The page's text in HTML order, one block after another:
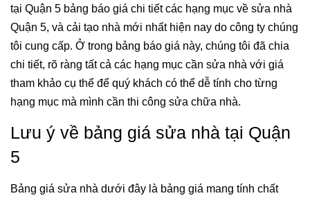
tại Quận 5 bảng báo giá chi tiết các hạng mục về sửa nhà
Quận 5, và cải tạo nhà mới nhất hiện nay do công ty chúng
tôi cung cấp. Ở trong bảng báo giá này, chúng tôi đã chia
chi tiết, rõ ràng tất cả các hạng mục cần sửa nhà với giá
tham khảo cụ thể để quý khách có thể dễ tính cho từng
hạng mục mà mình cần thi công sửa chữa nhà.
Lưu ý về bảng giá sửa nhà tại Quận
5
Bảng giá sửa nhà dưới đây là bảng giá mang tính chất